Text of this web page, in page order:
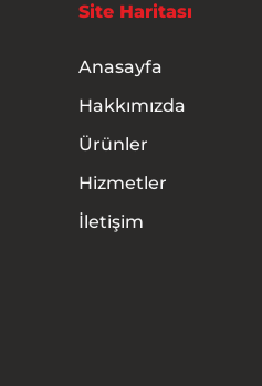
Site Haritası
Anasayfa
Hakkımızda
Ürünler
Hizmetler
İletişim